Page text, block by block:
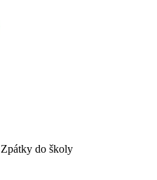
Zpátky do školy